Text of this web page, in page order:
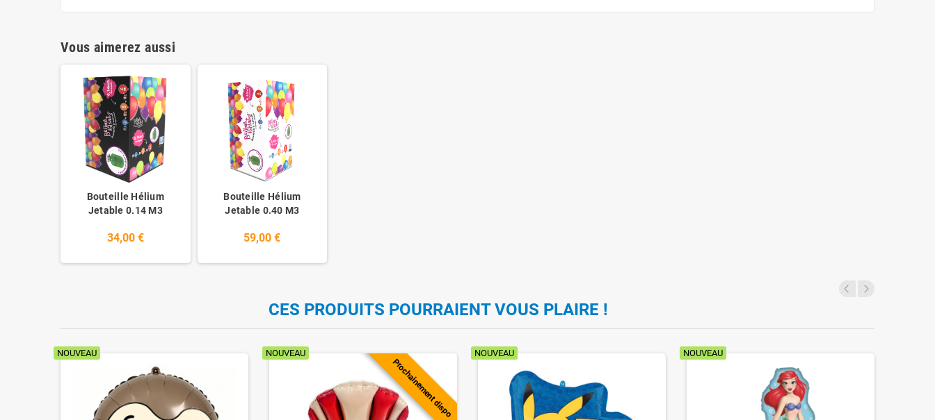
Vous aimerez aussi
Bouteille Hélium
Jetable 0.14 M3
34,00 €
Bouteille Hélium
Jetable 0.40 M3
59,00 €
CES PRODUITS POURRAIENT VOUS PLAIRE !
NOUVEAU
Prochainement dispo
NOUVEAU NOUVEAU NOUVEAU